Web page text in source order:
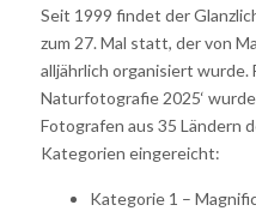
Seit 1999 findet der
zum 27. Mal statt, der von
alljährlich organisiert wurde.
Naturfotografie 2025‘
Fotografen aus 35 Ländern
Kategorien eingereicht:
Kategorie 1 –